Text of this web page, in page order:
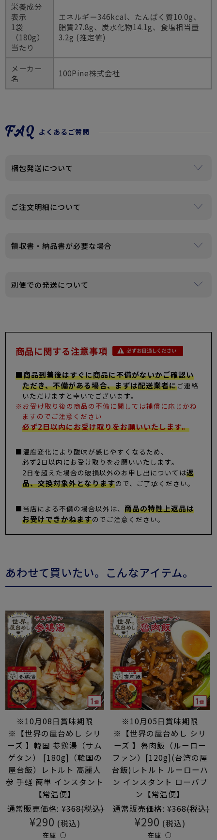
栄養成分
表示
1袋
（180g）
当たり
エネルギー346kcal、たんぱく質10.0g、
脂質27.8g、炭水化物14.1g、食塩相当量
3.2g (推定値)
メーカー
名
100Pine株式会社
よくあるご質問
梱包発送について
場合がございます。
ご注文明細について
品書・請求書・領収書等は一切商品に同封しておりませ
ん。
領収書・納品書が必要な場合
※ご注文時に領収書希望の旨をご連絡いただく必要はございません。
別便での発送について
商品に関する注意事項
■商品到着後はすぐに商品に不備がないかご確認い
ただき、不備がある場合、まずは配送業者にご連絡
いただけますと幸いでございます。
※お受け取り後の商品の不備に関しては補償に応じかね
ますのでご注意ください
必ず2日以内にお受け取りをお願いいたします。
■温度変化により酸味が感じやすくなるため、
必ず2日以内にお受け取りをお願いいたします。
2日を超えた場合の破損以外のお申し出については返
品、交換対象外となりますので、ご了承ください。
■当店による不備の場合以外は、商品の特性上返品は
お受けできかねますのでご注意ください。
あわせて買いたい。こんなアイテム。
※10月08日賞味期限
※【世界の屋台めし シリ
ーズ 】韓国 参鶏湯（サム
ゲタン） [180g]（韓国の
屋台飯）レトルト 高麗人
参 手軽 簡単 インスタント
【常温便】
通常販売価格: ¥368(税込)
¥290 (税込)
在庫 ○
※10月05日賞味期限
※【世界の屋台めし シリ
ーズ 】魯肉飯（ルーロー
ファン）[120g](台湾の屋
台飯)レトルト ルーローハ
ン インスタント ローバプ
ン【常温便】
通常販売価格: ¥368(税込)
¥290 (税込)
在庫 ○